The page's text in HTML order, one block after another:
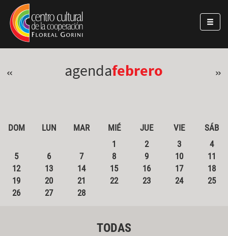
Pasar al contenido principal
Jump to main content
« agendafebrero »
DOM LUN MAR MIÉ JUE VIE
SÁB
1
2 3
4
5
6 7 8 9 10
11
12
13 14 15 16 17
18
19
20 21 22 23 24
25
26
27 28
TODAS